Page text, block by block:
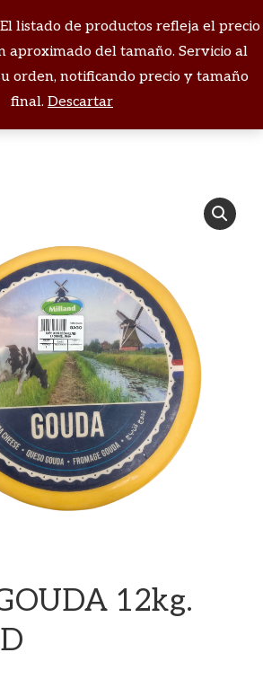
listado de productos refleja el precio
aproximado del tamaño. Servicio al
orden, notificando precio y tamaño
final. Descartar
Buscar:
Estás aquí:
12kg.